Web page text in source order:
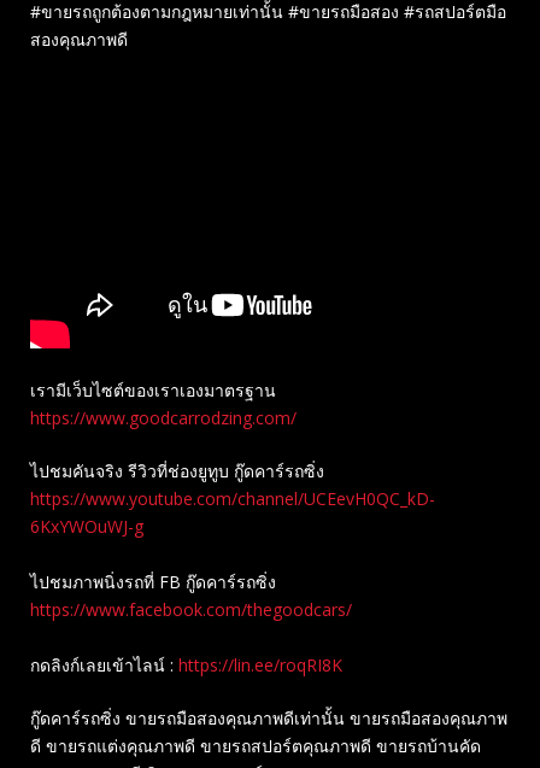
#ขายรถถูกต้องตามกฎหมายเท่านั้น #ขายรถมือสอง #รถสปอร์ตมือ
สองคุณภาพดี
เรามีเว็บไซต์ของเราเองมาตรฐาน
https://www.goodcarrodzing.com/
ไปชมคันจริง รีวิวที่ช่องยู​ทูบ​ กู๊ดคาร์รถซิ่ง
https://www.youtube.com/channel/UCEevH0QC_kD-
6KxYWOuWJ-g
ไปชมภาพนิ่งรถที่ FB กู๊ดคาร์รถซิ่ง
https://www.facebook.com/thegoodcars/
กดลิงก์เลยเข้าไลน์ : https://lin.ee/roqRI8K
กู๊ดคาร์รถซิ่ง ขายรถมือสองคุณภาพดีเท่านั้น ขายรถมือสองคุณภาพ
ดี ขายรถแต่งคุณภาพดี ขายรถสปอร์ตคุณภาพดี ขายรถบ้านคัด